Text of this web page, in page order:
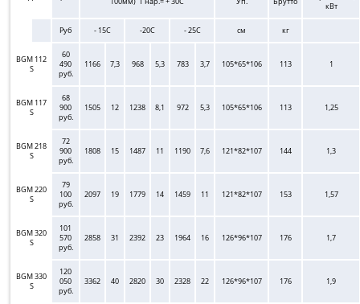
кВт
Руб - 15C -20C - 25C см кг
BGM 112
S
60
490
руб.
1166 7,3 968 5,3 783 3,7 105*65*106 113 1
BGM 117
S
68
900
руб.
1505 12 1238 8,1 972 5,3 105*65*106 113 1,25
BGM 218
S
72
900
руб.
1808 15 1487 11 1190 7,6 121*82*107 144 1,3
BGM 220
S
79
100
руб.
2097 19 1779 14 1459 11 121*82*107 153 1,57
BGM 320
S
101
570
руб.
2858 31 2392 23 1964 16 126*96*107 176 1,7
BGM 330
S
120
050
руб.
3362 40 2820 30 2328 22 126*96*107 176 1,9